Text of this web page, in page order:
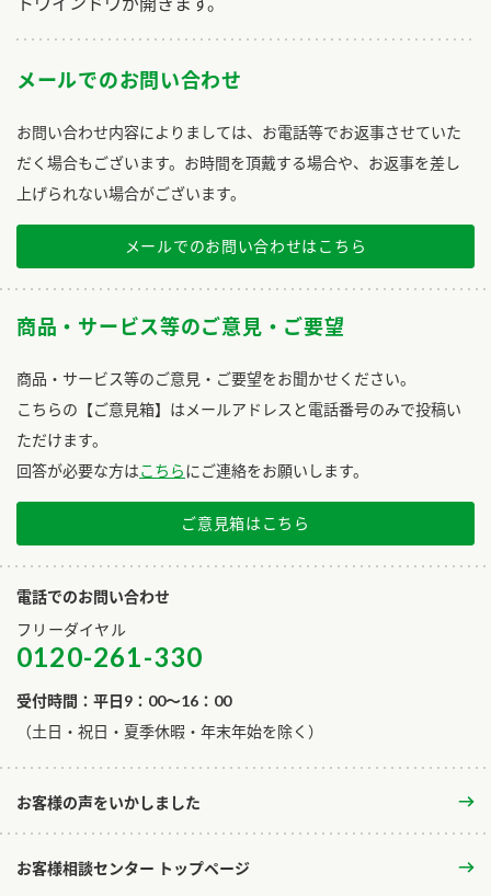
メールでのお問い合わせ
お問い合わせ内容によりましては、お電話等でお返事させていた
だく場合もございます。お時間を頂戴する場合や、お返事を差し
上げられない場合がございます。
メールでのお問い合わせはこちら
商品・サービス等のご意見・ご要望
商品・サービス等のご意見・ご要望をお聞かせください。
こちらの【ご意見箱】はメールアドレスと電話番号のみで投稿い
ただけます。
回答が必要な方はこちらにご連絡をお願いします。
ご意見箱はこちら
電話でのお問い合わせ
フリーダイヤル
0120-261-330
受付時間：平日9：00～16：00
​（土日・祝日・夏季休暇・年末年始を除く）
お客様の声をいかしました
お客様相談センター トップページ